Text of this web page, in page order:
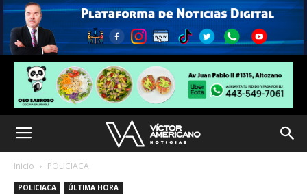
Inicio POLICIACA
POLICIACA ÚLTIMA HORA